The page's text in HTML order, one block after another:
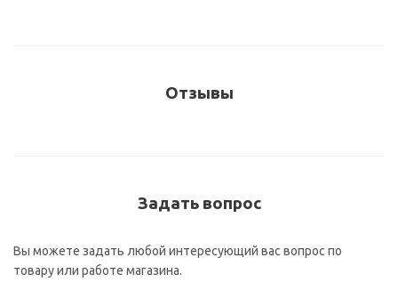
Отзывы
Задать вопрос
Вы можете задать любой интересующий вас вопрос по
товару или работе магазина.